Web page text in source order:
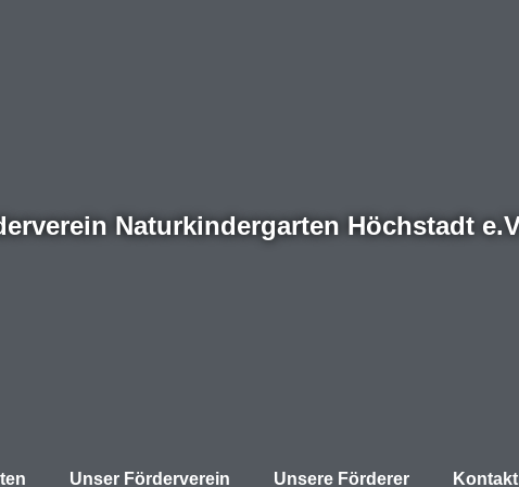
Naturkindergarten Höchstadt
Unser Förderverein Unsere Förderer Kontakt